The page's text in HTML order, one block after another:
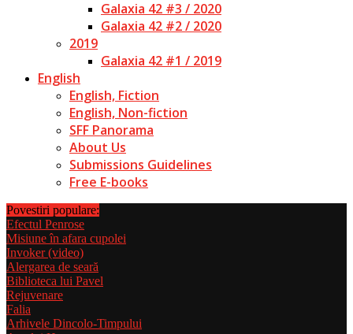
Galaxia 42 #3 / 2020
Galaxia 42 #2 / 2020
2019
Galaxia 42 #1 / 2019
English
English, Fiction
English, Non-fiction
SFF Panorama
About Us
Submissions Guidelines
Free E-books
Povestiri populare:
Efectul Penrose
Misiune în afara cupolei
Invoker (video)
Alergarea de seară
Biblioteca lui Pavel
Rejuvenare
Falia
Arhivele Dincolo-Timpului